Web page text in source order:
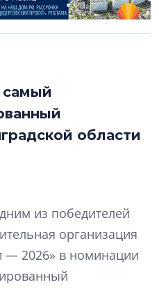
самый
области
из победителей
организация
— 2026» в номинации